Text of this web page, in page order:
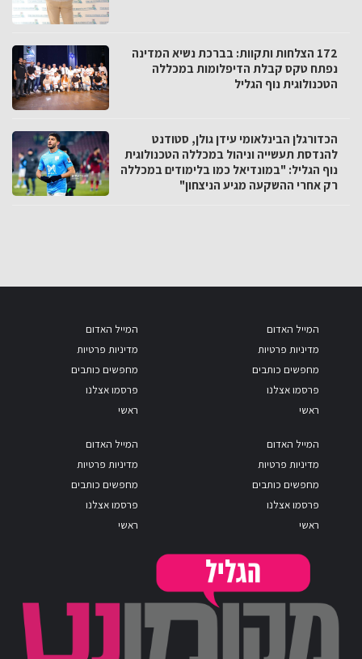
172 הצלחות ותקוות: בברכת נשיא המדינה
נפתח טקס קבלת הדיפלומות במכללה
הטכנולוגית נוף הגליל
הכדורגלן הבינלאומי עידן גולן, סטודנט
להנדסת תעשייה וניהול במכללה הטכנולוגית
נוף הגליל: "במונדיאל כמו בלימודים במכללה
רק אחרי ההשקעה מגיע הניצחון"
המייל האדום
מדיניות פרטיות
מחפשים כותבים
פרסמו אצלנו
ראשי
המייל האדום
מדיניות פרטיות
מחפשים כותבים
פרסמו אצלנו
ראשי
המייל האדום
מדיניות פרטיות
מחפשים כותבים
פרסמו אצלנו
ראשי
המייל האדום
מדיניות פרטיות
מחפשים כותבים
פרסמו אצלנו
ראשי